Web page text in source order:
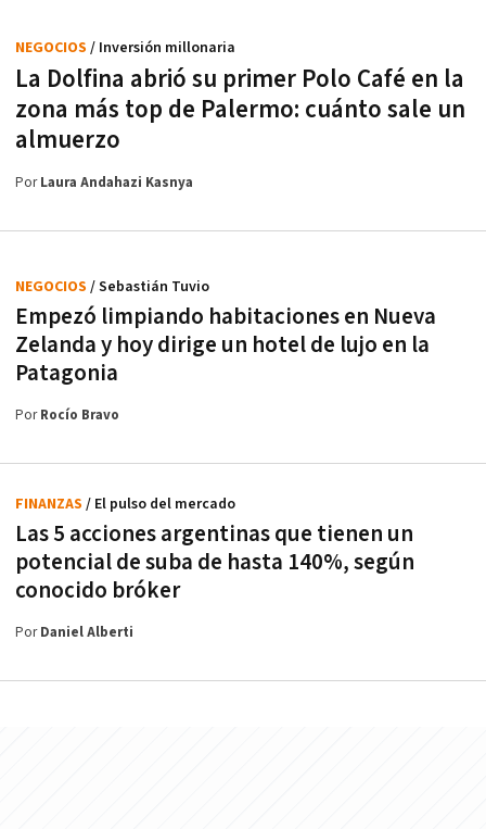
La Dolfina abrió su primer Polo Café en la
zona más top de Palermo: cuánto sale un
almuerzo
NEGOCIOS / Inversión millonaria
PorLaura Andahazi Kasnya
Empezó limpiando habitaciones en Nueva
Zelanda y hoy dirige un hotel de lujo en la
Patagonia
NEGOCIOS / Sebastián Tuvio
PorRocío Bravo
Las 5 acciones argentinas que tienen un
potencial de suba de hasta 140%, según
conocido bróker
FINANZAS / El pulso del mercado
PorDaniel Alberti